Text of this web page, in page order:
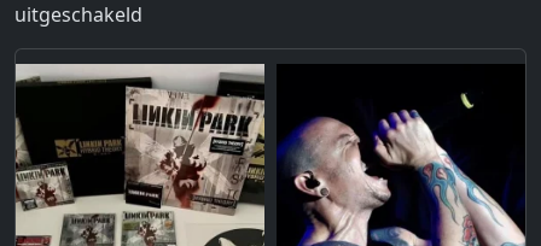
Shinoda"
uitgeschakeld
Stage
manager
bij
Mike
Shinoda